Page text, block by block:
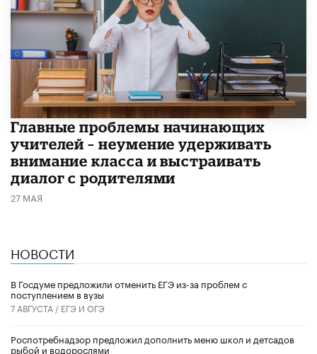
Главные проблемы начинающих
учителей – неумение удерживать
внимание класса и выстраивать
диалог с родителями
27 МАЯ
НОВОСТИ
В Госдуме предложили отменить ЕГЭ из-за проблем с
поступлением в вузы
7 АВГУСТА / ЕГЭ И ОГЭ
Роспотребнадзор предложил дополнить меню школ и детсадов
рыбой и водорослями